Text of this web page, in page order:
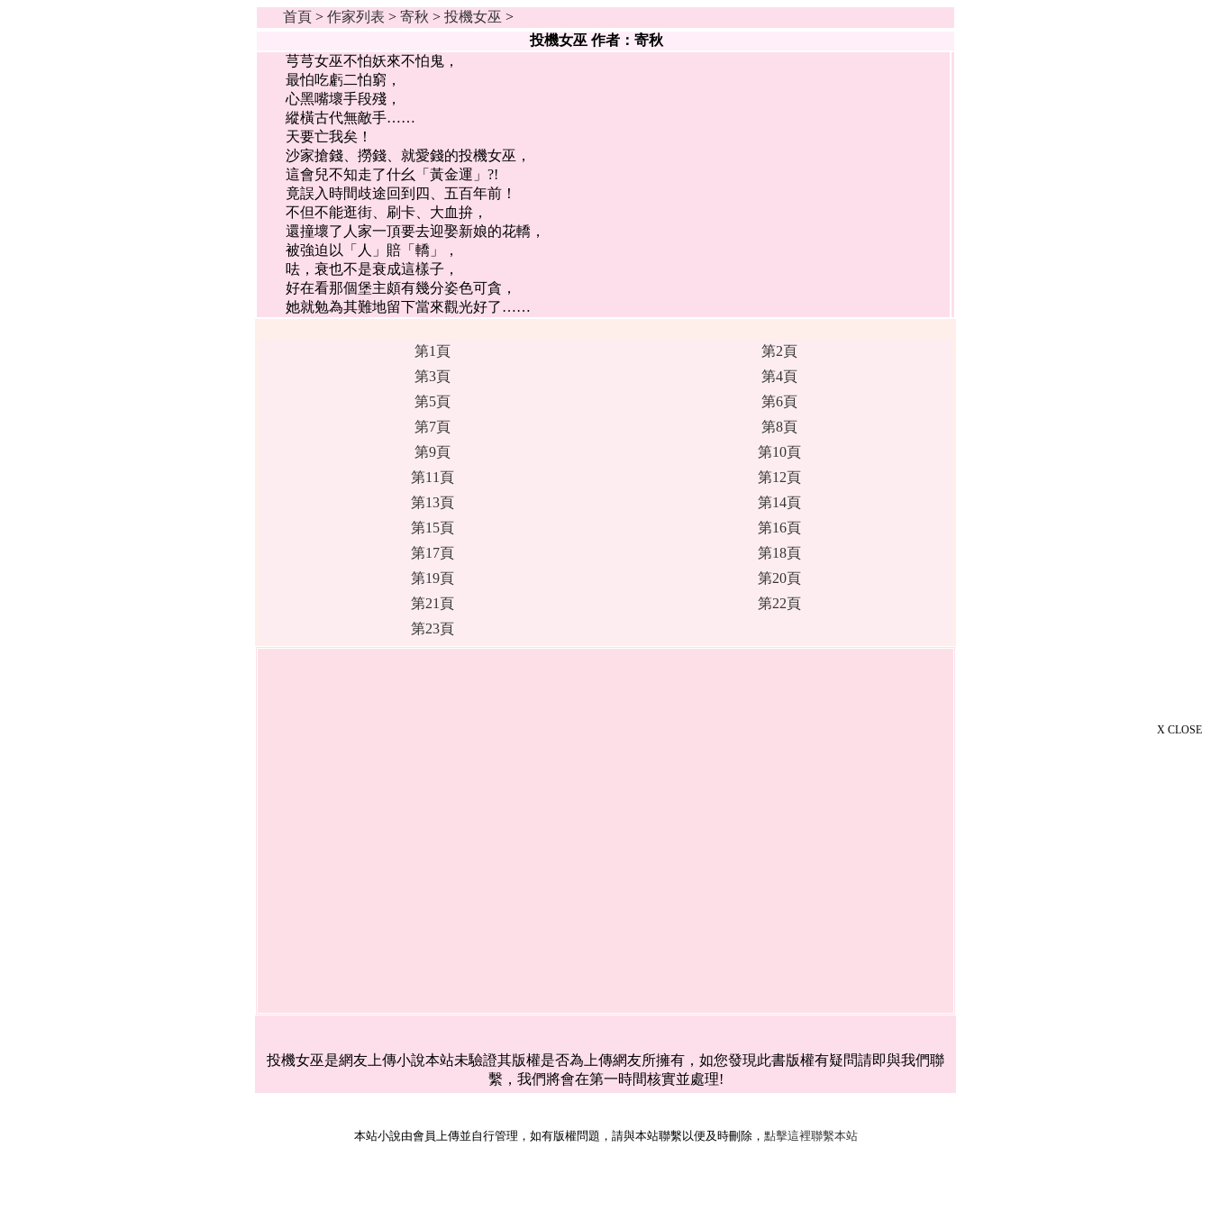
X CLOSE
首頁 > 作家列表 > 寄秋 > 投機女巫 >
投機女巫 作者：寄秋
芎芎女巫不怕妖來不怕鬼，
最怕吃虧二怕窮，
心黑嘴壞手段殘，
縱橫古代無敵手……
天要亡我矣！
沙家搶錢、撈錢、就愛錢的投機女巫，
這會兒不知走了什⼳「黃金運」?!
竟誤入時間歧途回到四、五百年前！
不但不能逛街、刷卡、大血拚，
還撞壞了人家一頂要去迎娶新娘的花轎，
被強迫以「人」賠「轎」，
呿，衰也不是衰成這樣子，
好在看那個堡主頗有幾分姿色可貪，
她就勉為其難地留下當來觀光好了……
第1頁
第2頁
第3頁
第4頁
第5頁
第6頁
第7頁
第8頁
第9頁
第10頁
第11頁
第12頁
第13頁
第14頁
第15頁
第16頁
第17頁
第18頁
第19頁
第20頁
第21頁
第22頁
第23頁
投機女巫是網友上傳小說本站未驗證其版權是否為上傳網友所擁有，如您發現此書版權有疑問請即與我們聯
繫，我們將會在第一時間核實並處理!
本站小說由會員上傳並自行管理，如有版權問題，請與本站聯繫以便及時刪除， 點擊這裡聯繫本站